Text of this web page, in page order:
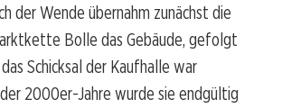
der Wende übernahm zunächst die
Bolle das Gebäude, gefolgt
Schicksal der Kaufhalle war
2000er-Jahre wurde sie endgültig